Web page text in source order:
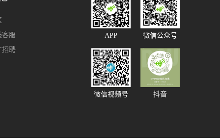
客服
招聘
APP 微信公众号
微信视频号 抖音